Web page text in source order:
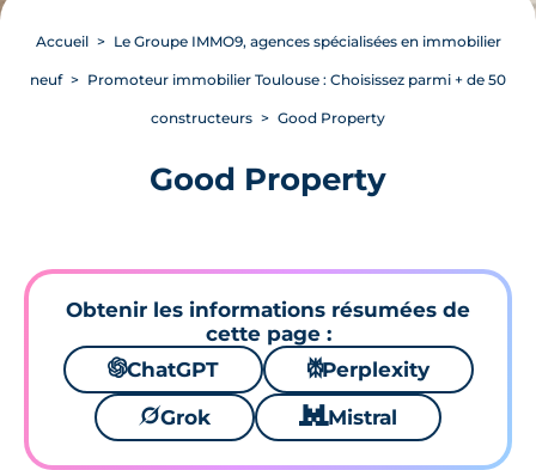
Accueil Le Groupe IMMO9, agences spécialisées en immobilier
neuf Promoteur immobilier Toulouse : Choisissez parmi + de 50
constructeurs Good Property
Good Property
Obtenir les informations résumées de
cette page :
🌌ChatGPT ⚙Perplexity
🪐Grok 🐱 Mistral